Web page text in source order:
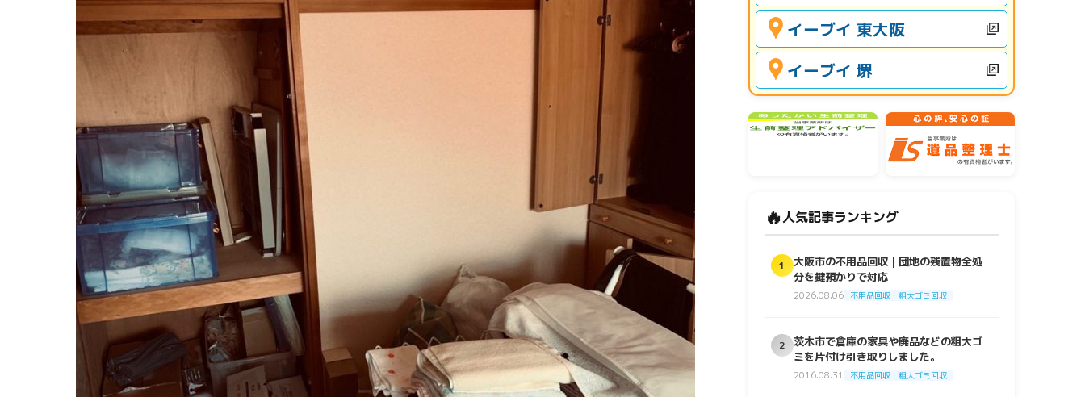
イーブイ 東大阪
イーブイ 堺
🔥人気記事ランキング
1
大阪市の不用品回収｜団地の残置物全処
分を鍵預かりで対応
2026.08.06 不用品回収・粗大ゴミ回収
2
茨木市で倉庫の家具や廃品などの粗大ゴ
ミを片付け引き取りしました。
2016.08.31 不用品回収・粗大ゴミ回収